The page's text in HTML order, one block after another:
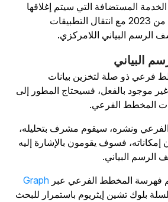
المستضافة التي سيتم إغلاقها
بحلول نهاية الربع الأول من 2023 مع انتقال التطبيقات
البياني اللامركزي.
ذو صلة لتخزين بيانات
موجود بالفعل، فسيحتاج المطور إلى
المخطط الفرعي.
ونشره، سيقوم مشرف بتحليله،
فسوف يقومون بالإشارة إليه
البياني.
المخطط الفرعي عبرGraph
تشين إيثريوم باستمرار للبحث